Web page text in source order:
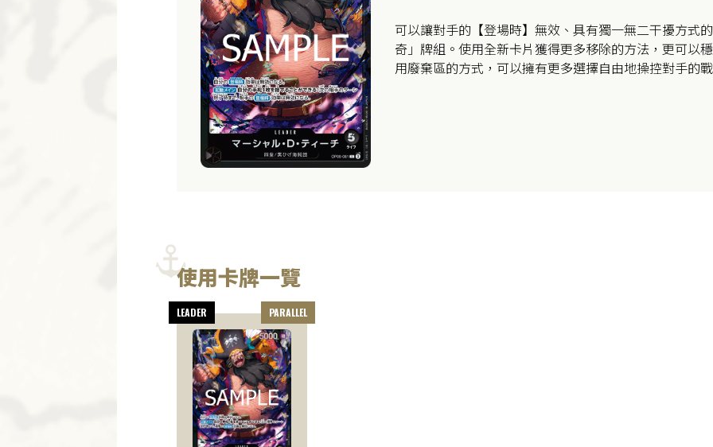
可以讓對手的【登場時】無效、具有獨一無二干擾方式
奇」牌組。使用全新卡片獲得更多移除的方法，更可以
用廢棄區的方式，可以擁有更多選擇自由地操控對手的
使用卡牌一覽